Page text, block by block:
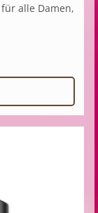
für alle Damen,